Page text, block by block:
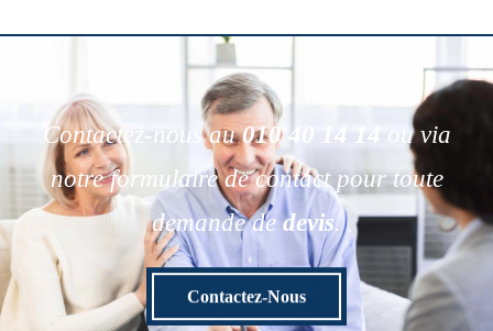
Contactez-nous au010 40 14 14
ou via
notre formulaire de contact pour toute
demande de devis.
Contactez-Nous